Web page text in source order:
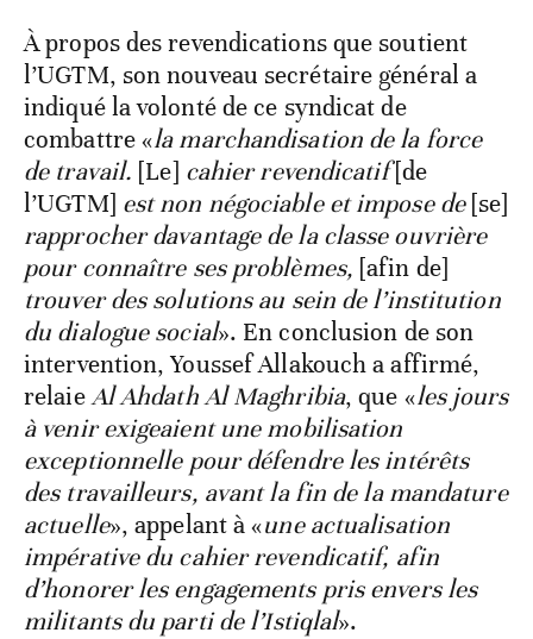
À propos des revendications que soutient
l’UGTM, son nouveau secrétaire général a
indiqué la volonté de ce syndicat de
combattre «la marchandisation de la force
de travail. [Le] cahier revendicatif[de
l’UGTM] est non négociable et impose de [se]
rapprocher davantage de la classe ouvrière
pour connaître ses problèmes, [afin de]
trouver des solutions au sein de l’institution
du dialogue social». En conclusion de son
intervention, Youssef Allakouch a affirmé,
relaieAl Ahdath Al Maghribia, que «les jours
à venir exigeaient une mobilisation
exceptionnelle pour défendre les intérêts
des travailleurs, avant la fin de la mandature
actuelle», appelant à «une actualisation
impérative du cahier revendicatif, afin
d’honorer les engagements pris envers les
militants du parti de l’Istiqlal».